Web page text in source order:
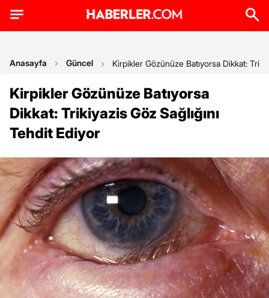
Anasayfa Güncel Kirpikler Gözünüze Batıyorsa Dikkat:
Kirpikler Gözünüze Batıyorsa
Dikkat: Trikiyazis Göz Sağlığını
Tehdit Ediyor